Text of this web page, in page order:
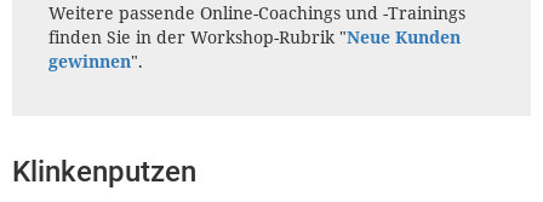
Weitere passende Online-Coachings und -Trainings
finden Sie in der Workshop-Rubrik "Neue Kunden
gewinnen".
Klinkenputzen